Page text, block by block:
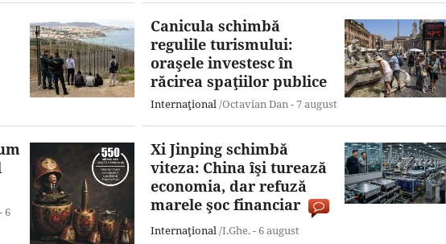
Canicula schimbă
regulile turismului:
oraşele investesc în
răcirea spaţiilor publice
Internaţional /Octavian Dan -7 august
6
Xi Jinping schimbă
viteza: China îşi turează
economia, dar refuză
marele şoc financiar
Internaţional /I.Ghe. -6 august